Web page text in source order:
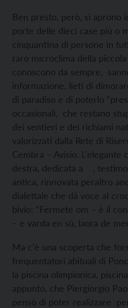
Ben presto, però, si aprono
porte delle dieci case più o
cinquantina di persone in
raro microclima della
conoscono da sempre,
informazione, lieti di
di paradiso e di poterlo
occasionali, che restano
dei sentieri e dei richiami
valorizzati dalla Rete di
Cembra – Avisio. L'elegante
destra, dedicata a ,
antica, rinnovata peraltro
dialettale che dà voce al
bivio: “Fermete om – è il
– e varda en sù, laora de
Ma c'è una scoperta che
frequentatori abituali di
la piscina olimpionica,
appunto, che Piergiorgio
pensò di poter realizzare